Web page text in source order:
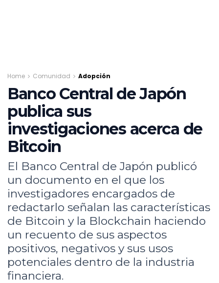
Home Comunidad Adopción
Banco Central de Japón
publica sus
investigaciones acerca de
Bitcoin
El Banco Central de Japón publicó
un documento en el que los
investigadores encargados de
redactarlo señalan las características
de Bitcoin y la Blockchain haciendo
un recuento de sus aspectos
positivos, negativos y sus usos
potenciales dentro de la industria
financiera.